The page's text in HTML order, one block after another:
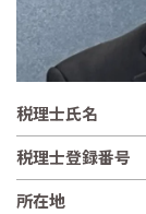
税理士氏名
税理士登録番号
所在地